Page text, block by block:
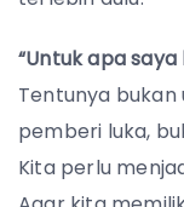
“Untuk apa
Tentunya
pemberi luka,
Kita perlu